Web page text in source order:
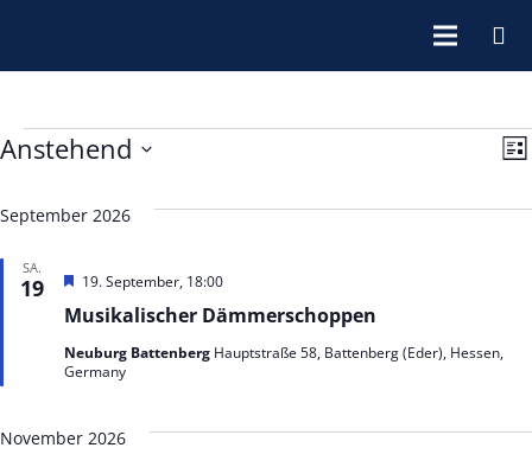
VERANSTALTUNGEN
Anstehend
wählen.
September 2026
SA.
19
Musikalischer Dämmerschoppen
Hervorgehoben
19. September, 18:00
Neuburg Battenberg Hauptstraße 58, Battenberg (Eder), Hessen,
Germany
November 2026